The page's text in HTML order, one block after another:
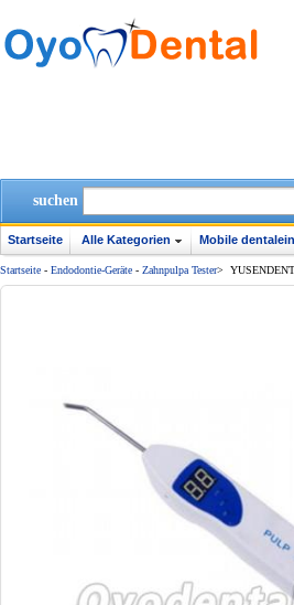
suchen
Startseite Alle Kategorien Mobile
Startseite - Endodontie-Geräte - Zahnpulpa Tester>